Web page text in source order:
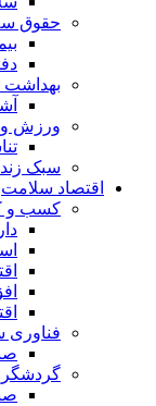
حقوق
بهداشت
ورزش
سبک
اقتصاد سلامت
کسب و
فناوری